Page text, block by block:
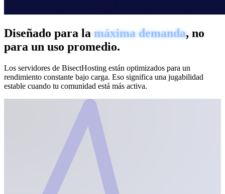
Diseñado para la máxima demanda, no
para un uso promedio.
Los servidores de BisectHosting están optimizados para un
rendimiento constante bajo carga. Eso significa una jugabilidad
estable cuando tu comunidad está más activa.